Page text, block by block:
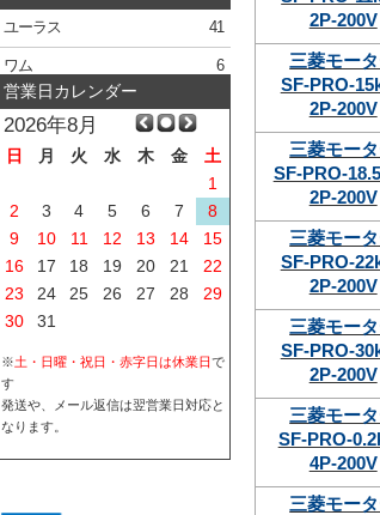
ユーラス 41
ワム 6
営業日カレンダー
2026年8月
日 月 火 水 木 金
土
1
2
3 4 5 6 7
8
9
10 11 12 13 14
15
16
17 18 19 20 21
22
23
24 25 26 27 28
29
30
31
※土・日曜・祝日・赤字日は休業日で
す
発送や、メール返信は翌営業日対応と
なります。
2P-200V
三菱モー
SF-PRO-
2P-200V
三菱モー
SF-PRO-
2P-200V
三菱モー
SF-PRO-
2P-200V
三菱モー
SF-PRO-
2P-200V
三菱モー
SF-PRO-
4P-200V
三菱モー